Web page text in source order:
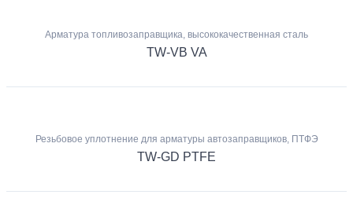
Арматура топливозаправщика, высококачественная сталь
TW-VB VA
Резьбовое уплотнение для арматуры автозаправщиков, ПТФЭ
TW-GD PTFE